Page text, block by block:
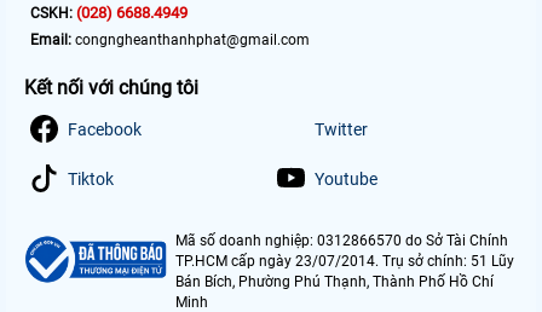
CSKH: (028) 6688.4949
Email: congngheanthanhphat@gmail.com
Kết nối với chúng tôi
Facebook Twitter
Tiktok Youtube
Mã số doanh nghiệp: 0312866570 do Sở Tài Chính
TP.HCM cấp ngày 23/07/2014. Trụ sở chính: 51 Lũy
Bán Bích, Phường Phú Thạnh, Thành Phố Hồ Chí
Minh